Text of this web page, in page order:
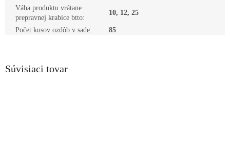
Súvisiaci tovar
Váha produktu vrátane
prepravnej krabice btto:
10, 12, 25
Počet kusov ozdôb v sade: 85